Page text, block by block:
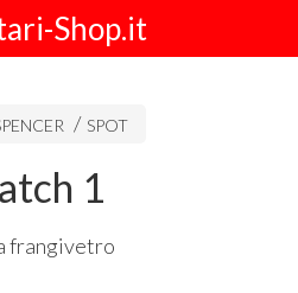
Shop.it
SPOT
1
frangivetro